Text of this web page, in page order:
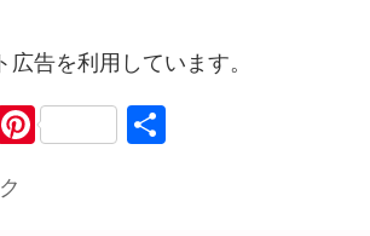
告を利用しています。
Pi